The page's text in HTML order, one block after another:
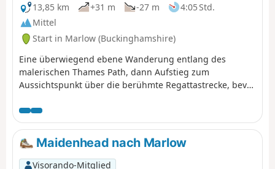
13,85 km
+31 m -27 m
4:05 Std.
Mittel
Start in Marlow (Buckinghamshire)
Eine überwiegend ebene Wanderung entlang des
malerischen Thames Path, dann Aufstieg zum
Aussichtspunkt über die berühmte Regattastrecke, bevor
in Henley-on-Thames geht.
Maidenhead nach Marlow
Visorando-Mitglied